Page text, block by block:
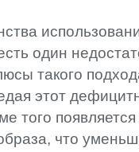
один
такого
этот
того
что